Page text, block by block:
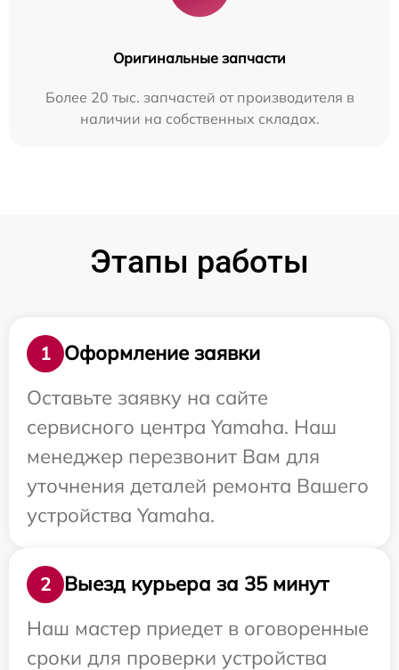
Оригинальные запчасти
Более 20 тыс. запчастей от производителя в
наличии на собственных складах.
Этапы работы
1
Оформление заявки
Оставьте заявку на сайте
сервисного центра Yamaha. Наш
менеджер перезвонит Вам для
уточнения деталей ремонта Вашего
устройства Yamaha.
2
Выезд курьера за 35 минут
Наш мастер приедет в оговоренные
сроки для проверки устройства